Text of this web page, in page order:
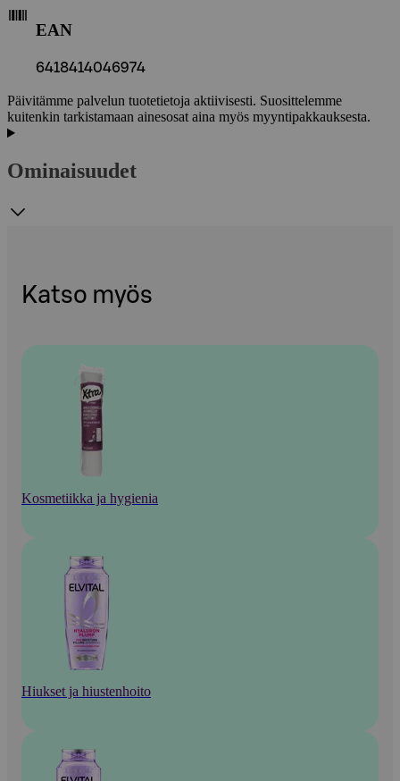
EAN
6418414046974
Päivitämme palvelun tuotetietoja aktiivisesti. Suosittelemme
kuitenkin tarkistamaan ainesosat aina myös myyntipakkauksesta.
Ominaisuudet
Katso myös
Kosmetiikka ja hygienia
Hiukset ja hiustenhoito